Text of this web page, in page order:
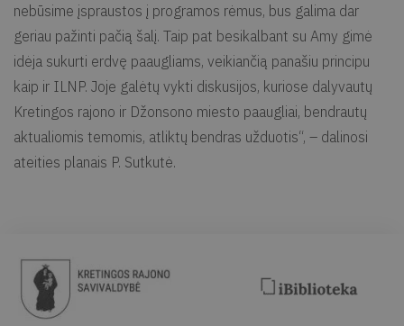
nebūsime įspraustos į programos rėmus, bus galima dar
geriau pažinti pačią šalį. Taip pat besikalbant su Amy gimė
idėja sukurti erdvę paaugliams, veikiančią panašiu principu
kaip ir ILNP. Joje galėtų vykti diskusijos, kuriose dalyvautų
Kretingos rajono ir Džonsono miesto paaugliai, bendrautų
aktualiomis temomis, atliktų bendras užduotis“, – dalinosi
ateities planais P. Sutkutė.